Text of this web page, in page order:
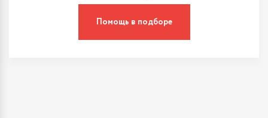
Помощь в подборе